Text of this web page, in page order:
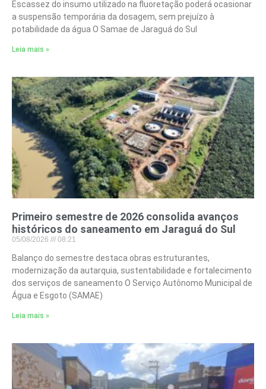
Escassez do insumo utilizado na fluoretação poderá ocasionar
a suspensão temporária da dosagem, sem prejuízo à
potabilidade da água O Samae de Jaraguá do Sul
Leia mais »
Primeiro semestre de 2026 consolida avanços
históricos do saneamento em Jaraguá do Sul
05/08/2026 08:21
Balanço do semestre destaca obras estruturantes,
modernização da autarquia, sustentabilidade e fortalecimento
dos serviços de saneamento O Serviço Autônomo Municipal de
Água e Esgoto (SAMAE)
Leia mais »